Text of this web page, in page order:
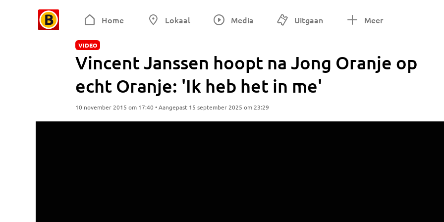
Home Lokaal Media Uitgaan Meer
VIDEO
Vincent Janssen hoopt na Jong Oranje op
echt Oranje: 'Ik heb het in me'
10 november 2015 om 17:40 • Aangepast 15 september 2025 om 23:29